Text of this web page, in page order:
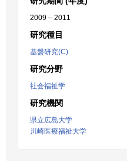
2009 – 2011
研究種目
基盤研究(C)
研究分野
社会福祉学
研究機関
県立広島大学
川崎医療福祉大学